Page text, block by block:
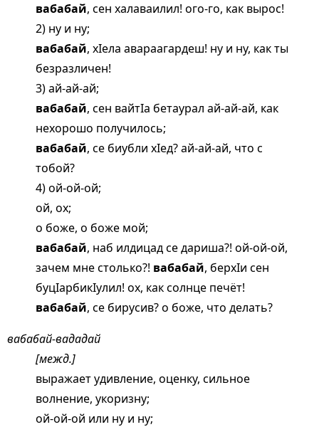
вабабай, сен халаваилил! ого-го, как вырос!
2) ну и ну;
вабабай, хIела авараагардеш! ну и ну, как ты
безразличен!
3) ай-ай-ай;
вабабай, сен вайтIа бетаурал ай-ай-ай, как
нехорошо получилось;
вабабай, се биубли хIед? ай-ай-ай, что с
тобой?
4) ой-ой-ой;
ой, ох;
о боже, о боже мой;
вабабай, наб илдицад се дариша?! ой-ой-ой,
зачем мне столько?! вабабай, берхIи сен
буцIарбикIулил! ох, как солнце печёт!
вабабай, се бирусив? о боже, что делать?
вабабай-вададай
[межд.]
выражает удивление, оценку, сильное
волнение, укоризну;
ой-ой-ой или ну и ну;